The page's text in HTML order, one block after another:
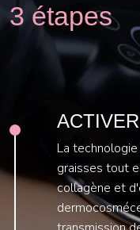
3 étapes
ACTIVER
La
graisses tout
collagène et